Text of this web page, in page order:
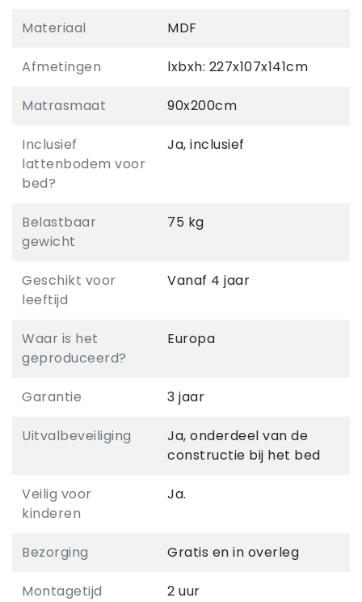
Materiaal MDF
Afmetingen lxbxh: 227x107x141cm
Matrasmaat 90x200cm
Inclusief
lattenbodem voor
bed?
Ja, inclusief
Belastbaar
gewicht
75 kg
Geschikt voor
leeftijd
Vanaf 4 jaar
Waar is het
geproduceerd?
Europa
Garantie 3 jaar
Uitvalbeveiliging
Ja, onderdeel van de
constructie bij het bed
Veilig voor
kinderen
Ja.
Bezorging Gratis en in overleg
Montagetijd 2 uur